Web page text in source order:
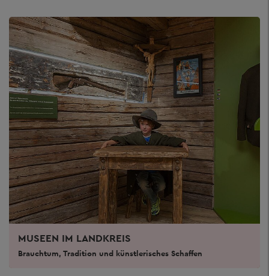
MUSEEN IM LANDKREIS
Brauchtum, Tradition und künstlerisches Schaffen